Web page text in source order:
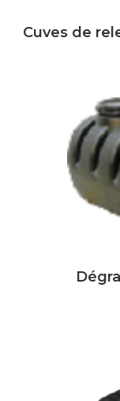
Cuves de